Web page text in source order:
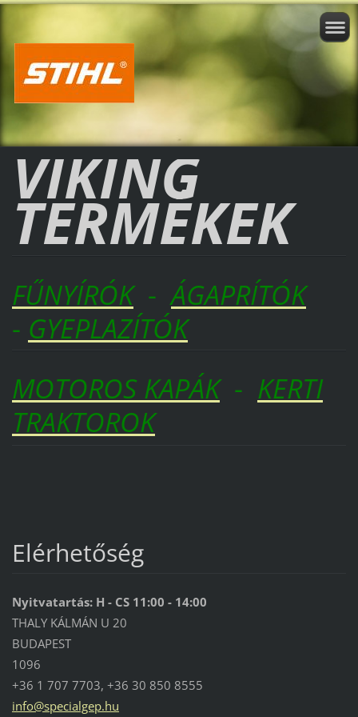
VIKING
TERMÉKEK
FŰNYÍRÓK - ÁGAPRÍTÓK
- GYEPLAZÍTÓK
MOTOROS KAPÁK - KERTI
TRAKTOROK
Elérhetőség
Nyitvatartás: H - CS 11:00 - 14:00
THALY KÁLMÁN U 20
BUDAPEST
1096
+36 1 707 7703, +36 30 850 8555
info@specialgep.hu